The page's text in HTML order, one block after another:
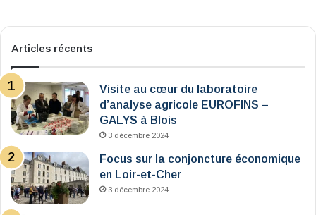
Articles récents
Visite au cœur du laboratoire
d’analyse agricole EUROFINS –
GALYS à Blois
3 décembre 2024
Focus sur la conjoncture économique
en Loir-et-Cher
3 décembre 2024